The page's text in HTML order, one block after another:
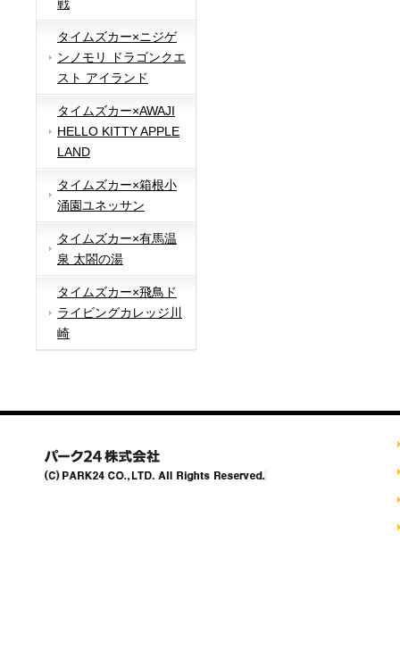
戦
タイムズカー×ニジゲ
ンノモリ ドラゴンクエ
スト アイランド
タイムズカー×AWAJI
HELLO KITTY APPLE
LAND
タイムズカー×箱根小
涌園ユネッサン
タイムズカー×有馬温
泉 太閤の湯
タイムズカー×飛鳥ド
ライビングカレッジ川
崎